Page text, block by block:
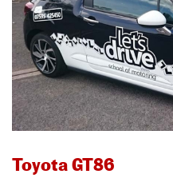
Toyota GT86